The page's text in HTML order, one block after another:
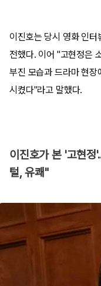
이진호는 당시 영화 인
전했다. 이어 "고현정은
부진 모습과 드라마 현
시켰다"라고 말했다.
이진호가 본 '고현정
털, 유쾌"